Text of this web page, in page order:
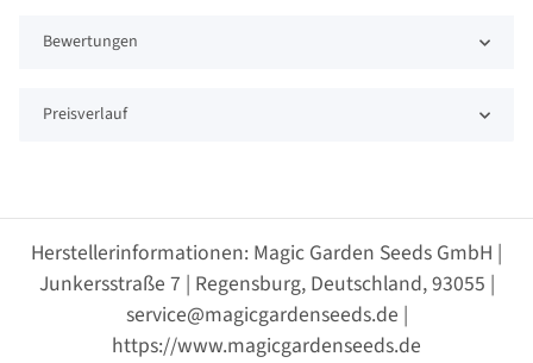
Bewertungen
Preisverlauf
Herstellerinformationen: Magic Garden Seeds GmbH |
Junkersstraße 7 | Regensburg, Deutschland, 93055 |
service@magicgardenseeds.de |
https://www.magicgardenseeds.de